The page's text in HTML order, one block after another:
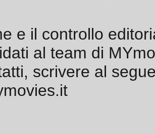
e il controllo
al team di
scrivere al